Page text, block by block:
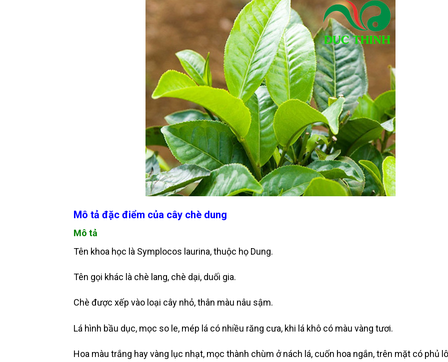
Mô tả đặc điểm của cây chè dung
Mô tả
Tên khoa học là Symplocos laurina, thuộc họ Dung.
Tên gọi khác là chè lang, chè dại, duối gia.
Chè được xếp vào loại cây nhỏ, thân màu nâu sậm.
Lá hình bầu dục, mọc so le, mép lá có nhiều răng cưa, khi lá khô có màu vàng tươi.
Hoa màu trắng hay vàng lục nhạt, mọc thành chùm ở nách lá, cuốn hoa ngắn, trên mặt có phủ